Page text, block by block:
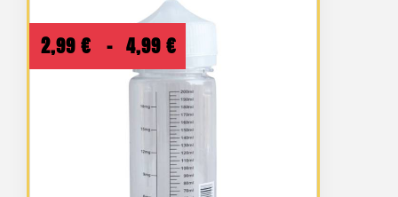
2,99 € – 4,99 €
de
prix :
2,99 €
à